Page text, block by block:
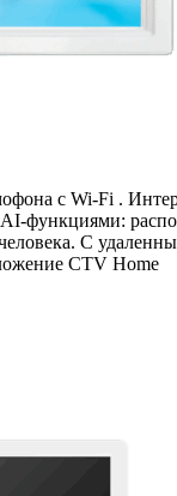
с Wi-Fi .
функциями:
С
CTV Home